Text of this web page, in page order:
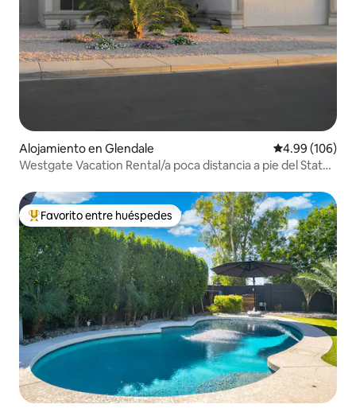
Alojamiento en Glendale Calificación
4.99 (106)
Westgate Vacation Rental/a poca distancia a pie del State
Favorito entre huéspedes preferido
Favorito entre huéspedes